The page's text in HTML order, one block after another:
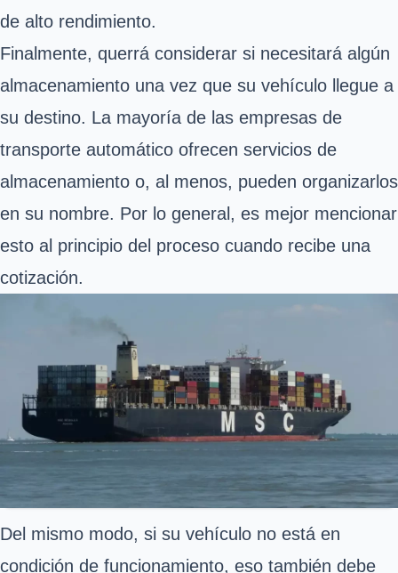
de alto rendimiento.
Finalmente, querrá considerar si necesitará algún
almacenamiento una vez que su vehículo llegue a
su destino. La mayoría de las empresas de
transporte automático ofrecen servicios de
almacenamiento o, al menos, pueden organizarlos
en su nombre. Por lo general, es mejor mencionar
esto al principio del proceso cuando recibe una
cotización.
Del mismo modo, si su vehículo no está en
condición de funcionamiento, eso también debe